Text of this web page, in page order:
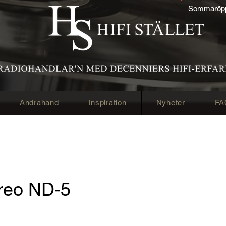
Andrahand Inspiration Nyheter
ND-5